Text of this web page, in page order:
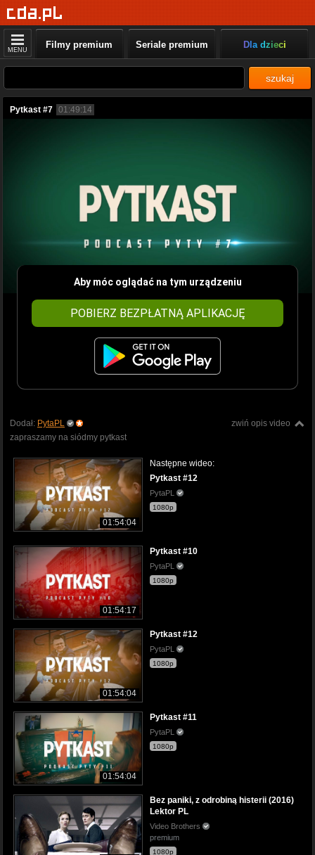
MENU Filmy premium Seriale premium Dla dzieci
szukaj
Pytkast #7 01:49:14
Aby móc oglądać na tym urządzeniu
POBIERZ BEZPŁATNĄ APLIKACJĘ
zwiń opis video
Dodał: PytaPL
zapraszamy na siódmy pytkast
01:54:04
Następne wideo:
Pytkast #12
PytaPL
1080p
01:54:17
Pytkast #10
PytaPL
1080p
01:54:04
Pytkast #12
PytaPL
1080p
01:54:04
Pytkast #11
PytaPL
1080p
Bez paniki, z odrobiną histerii (2016)
Lektor PL
Video Brothers
premium
1080p